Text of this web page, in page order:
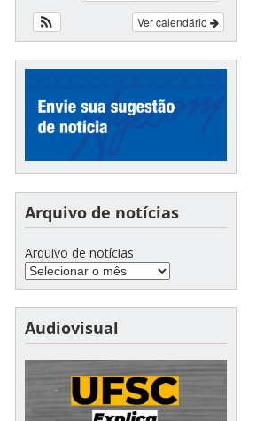
Ver calendário
Arquivo de notícias
Arquivo de notícias
Audiovisual